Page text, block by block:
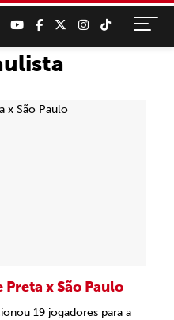
x São Paulo
19 jogadores para a